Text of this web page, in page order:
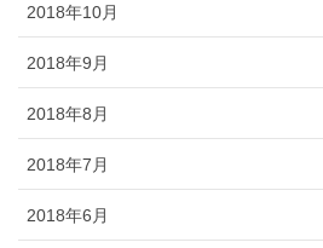
2018年10月
2018年9月
2018年8月
2018年7月
2018年6月